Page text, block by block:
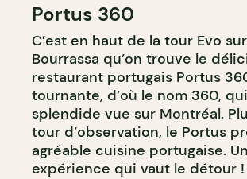
Portus 360
C’est en haut de la tour Evo
Bourrassa qu’on trouve le
restaurant portugais Portus
tournante, d’où le nom 360,
splendide vue sur Montréal.
tour d’observation, le Portus
agréable cuisine portugaise.
expérience qui vaut le détour !